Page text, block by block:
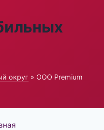
округ » ООО Premium